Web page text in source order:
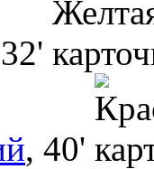
, 40'